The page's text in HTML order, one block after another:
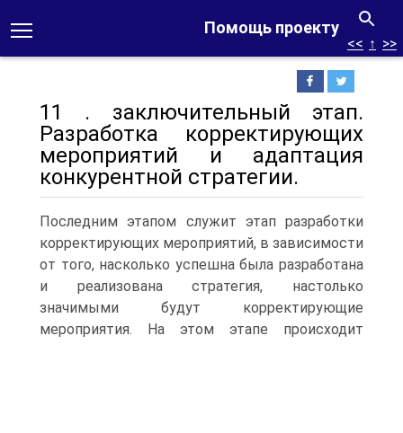
Помощь проекту
<< ↑ >>
11 . заключительный этап.
Разработка корректирующих
мероприятий и адаптация
конкурентной стратегии.
Последним этапом служит этап разработки
корректирующих мероприятий, в зависимости
от того, насколько успешна была разработана
и реализована стратегия, настолько
значимыми будут корректирующие
мероприятия. На этом этапе происходит